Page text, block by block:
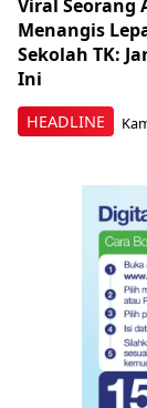
HEADLINE
Viral Seorang
Menangis
Sekolah TK:
Ini